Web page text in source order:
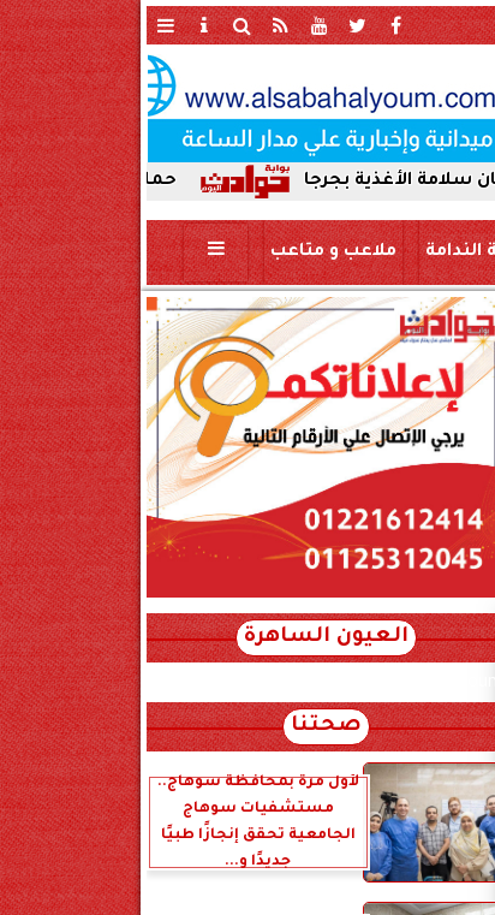
حملة صباحية مكبرة لإزالة بجرجا
ملاعب و متاعب
العيون الساهرة
xml_json/rss/~12.xml x0n not
صحتنا
لأول مرة بمحافظة سوهاج..
مستشفيات سوهاج
الجامعية تحقق إنجازًا طبيًا
جديدًا و...